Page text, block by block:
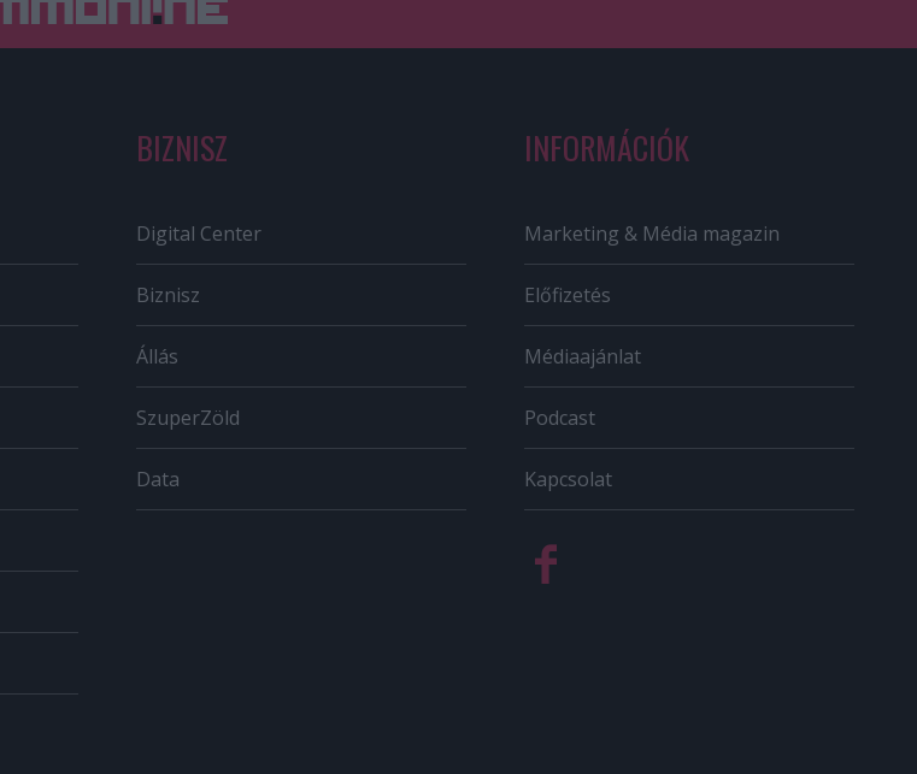
BIZNISZ
Digital Center
Biznisz
Állás
SzuperZöld
Data
INFORMÁCIÓK
Marketing & Média magazin
Előfizetés
Médiaajánlat
Podcast
Kapcsolat